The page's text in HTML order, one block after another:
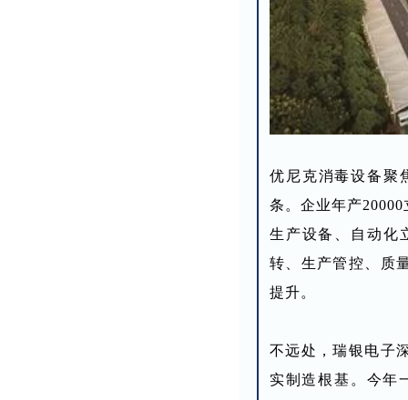
优尼克消毒设备聚
条。企业年产
生产设备、自动化
转、生产管控、质
提升。
不远处，瑞银电子
实制造根基。今年